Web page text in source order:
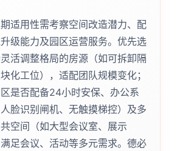
适用性需考察空间改造潜力、配
级能力及园区运营服务。优先选
活调整格局的房源（如可拆卸隔
化工位），适配团队规模变化；
是否配备24小时安保、办公系
脸识别闸机、无触摸梯控）及多
空间（如大型会议室、展示
足会议、活动等多元需求。德必